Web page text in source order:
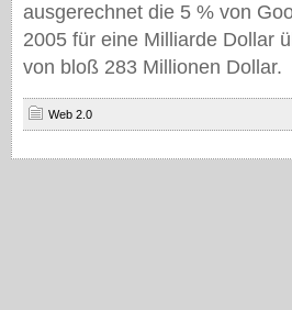
ausgerechnet die 5 % von
2005 für eine Milliarde Dollar
von bloß 283 Millionen Dollar.
Web 2.0